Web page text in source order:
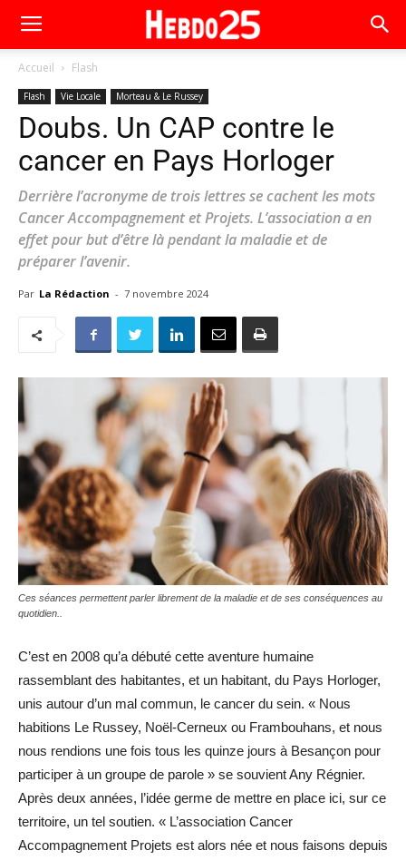
Accueil Flash
Flash Vie Locale Morteau & Le Russey
Doubs. Un CAP contre le
cancer en Pays Horloger
Derrière l’acronyme de trois lettres se cachent les mots
Cancer Accompagnement et Projets. L’association a en
effet pour but d’être là pendant la maladie et de
préparer l’avenir.
Par La Rédaction - 7 novembre 2024
Ces séances permettent parler librement de la maladie et de ses conséquences au
quotidien..
C’est en 2008 qu’a débuté cette aventure humaine
rassemblant des habitantes, et un habitant, du Pays Horloger,
unis autour d’un mal commun, le cancer du sein. « Nous
habitions Le Russey, Noël-Cerneux ou Frambouhans, et nous
nous rendions une fois tous les quinze jours à Besançon pour
participer à un groupe de parole » se souvient Any Régnier.
Après deux années, l’idée germe de mettre en place ici, sur ce
territoire, un tel soutien. « L’association Cancer
Accompagnement Projets est alors née et nous faisons depuis